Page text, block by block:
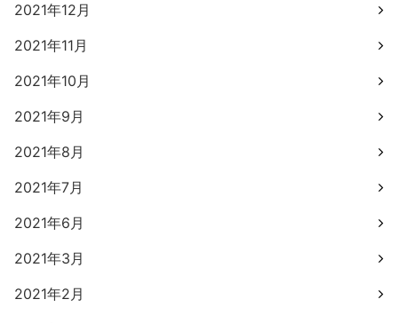
2021年12月
2021年11月
2021年10月
2021年9月
2021年8月
2021年7月
2021年6月
2021年3月
2021年2月